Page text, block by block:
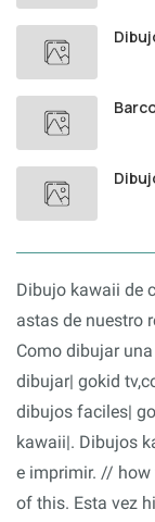
Dibujo kawaii de
astas de nuestro
Como dibujar
dibujar| gokid
dibujos faciles|
kawaii|. Dibujos
e imprimir. //
of this. Esta vez